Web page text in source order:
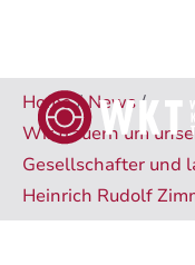
Home / News /
Wir trauern um
Gesellschafter und
Heinrich Rudolf